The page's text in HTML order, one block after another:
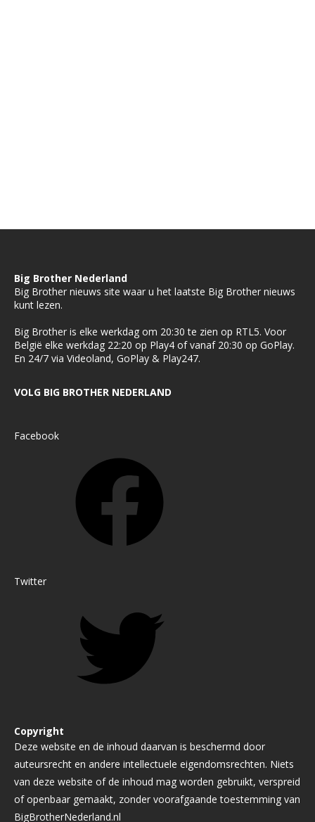
Big Brother Nederland
Big Brother nieuws site waar u het laatste Big Brother nieuws
kunt lezen.
Big Brother is elke werkdag om 20:30 te zien op RTL5. Voor
België elke werkdag 22:20 op Play4 of vanaf 20:30 op GoPlay.
En 24/7 via Videoland, GoPlay & Play247.
VOLG BIG BROTHER NEDERLAND
Facebook
Twitter
Copyright
Deze website en de inhoud daarvan is beschermd door
auteursrecht en andere intellectuele eigendomsrechten. Niets
van deze website of de inhoud mag worden gebruikt, verspreid
of openbaar gemaakt, zonder voorafgaande toestemming van
BigBrotherNederland.nl